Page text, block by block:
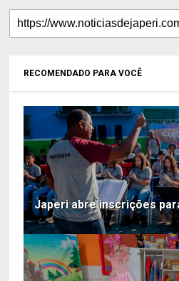
RECOMENDADO PARA VOCÊ
Japeri abre inscrições